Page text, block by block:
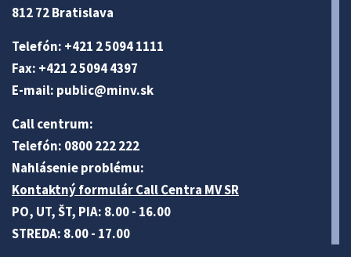
812 72 Bratislava
Telefón: +421 2 5094 1111
Fax: +421 2 5094 4397
E-mail: public@minv.sk
Call centrum:
Telefón: 0800 222 222
Nahlásenie problému:
Kontaktný formulár Call Centra MV SR
PO, UT, ŠT, PIA: 8.00 - 16.00
STREDA: 8.00 - 17.00